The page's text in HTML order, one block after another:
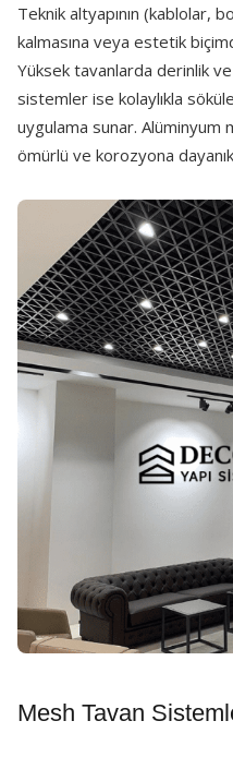
Teknik altyapının (kablolar,
kalmasına veya estetik
Yüksek tavanlarda derinlik
sistemler ise kolaylıkla
uygulama sunar. Alüminyum
ömürlü ve korozyona
Mesh Tavan